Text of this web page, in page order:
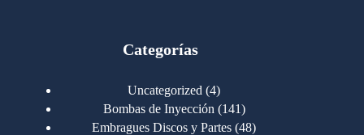
Categorías
Uncategorized 44
productos
Bombas de Inyección 141141
productos
Embragues Discos y Partes 4848